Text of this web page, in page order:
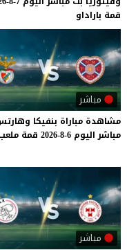
قمة باراداو
مباشر
مشاهدة مباراة بنفيكا
مباشر اليوم 6-8-2026 قمة
مباشر